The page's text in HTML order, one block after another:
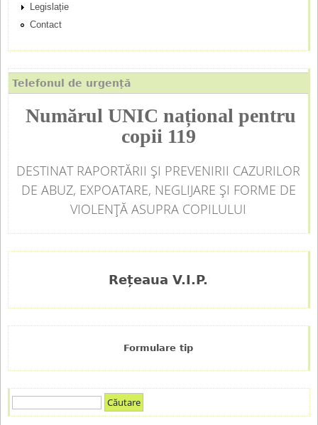
a
l
Legislație
Contact
Telefonul de urgență
Numărul UNIC național pentru
copii 119
DESTINAT RAPORTĂRII ȘI PREVENIRII CAZURILOR
DE ABUZ, EXPOATARE, NEGLIJARE ȘI FORME DE
VIOLENȚĂ ASUPRA COPILULUI
Rețeaua V.I.P.
Formulare tip
F
ă